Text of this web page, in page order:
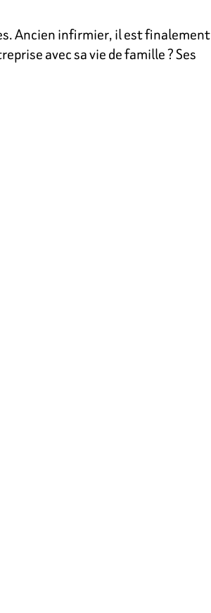
Ancien infirmier, il est finalement
avec sa vie de famille ? Ses